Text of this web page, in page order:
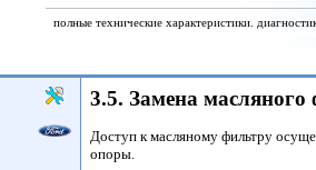
полные технические характеристики.
3.5. Замена масляного
Доступ к масляному фильтру
опоры.